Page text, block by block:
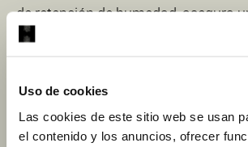
Uso de cookies
Las cookies de este sitio web se usan
el contenido y los anuncios, ofrecer
de retención de humedad, asegura
riego uniforme a fuego lento,
ingredientes, la intensidad de los
resultado tierno y jugoso.